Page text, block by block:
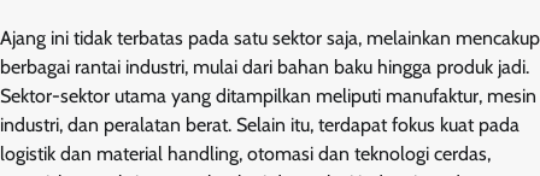
Ajang ini tidak terbatas pada satu sektor saja, melainkan mencakup
berbagai rantai industri, mulai dari bahan baku hingga produk jadi.
Sektor-sektor utama yang ditampilkan meliputi manufaktur, mesin
industri, dan peralatan berat. Selain itu, terdapat fokus kuat pada
logistik dan material handling, otomasi dan teknologi cerdas,